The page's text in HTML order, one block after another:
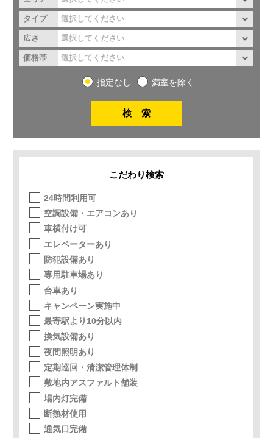
タイプ
広さ
価格帯
指定なし 満室を除く
こだわり検索
24時間利用可
空調設備・エアコンあり
車横付け可
エレベーターあり
防犯設備あり
専用駐車場あり
台車あり
キャンペーン実施中
最寄駅より10分以内
換気設備あり
夜間照明あり
定期巡回・清潔管理体制
敷地内アスファルト舗装
場内灯完備
断熱材使用
通気口完備